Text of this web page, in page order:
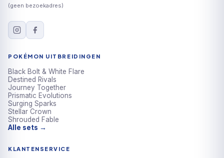
(geen bezoekadres)
POKÉMON UITBREIDINGEN
Black Bolt & White Flare
Destined Rivals
Journey Together
Prismatic Evolutions
Surging Sparks
Stellar Crown
Shrouded Fable
Alle sets →
KLANTENSERVICE